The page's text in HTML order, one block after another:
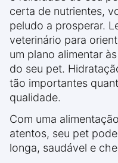
certa de nutrientes,
peludo a prosperar.
veterinário para
um plano alimentar
do seu pet.
tão importantes
qualidade.
Com uma
atentos, seu pet
longa, saudável e